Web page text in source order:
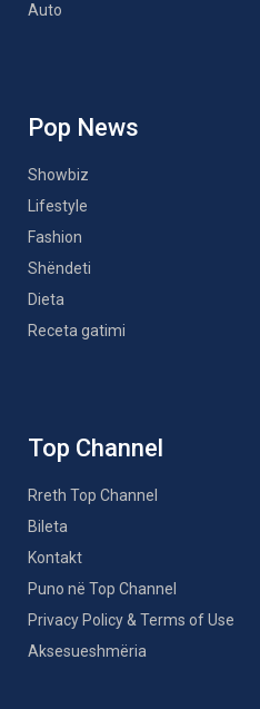
Auto
Pop News
Showbiz
Lifestyle
Fashion
Shëndeti
Dieta
Receta gatimi
Top Channel
Rreth Top Channel
Bileta
Kontakt
Puno në Top Channel
Privacy Policy & Terms of Use
Aksesueshmëria